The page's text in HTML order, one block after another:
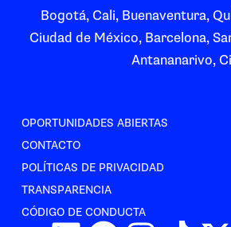
OPORTUNIDADES ABIERTAS
CONTACTO
POLÍTICAS DE PRIVACIDAD
TRANSPARENCIA
CÓDIGO DE CONDUCTA
Bogotá, Cali, Buenaventura,
Ciudad de México, Barcelona,
Antananarivo,